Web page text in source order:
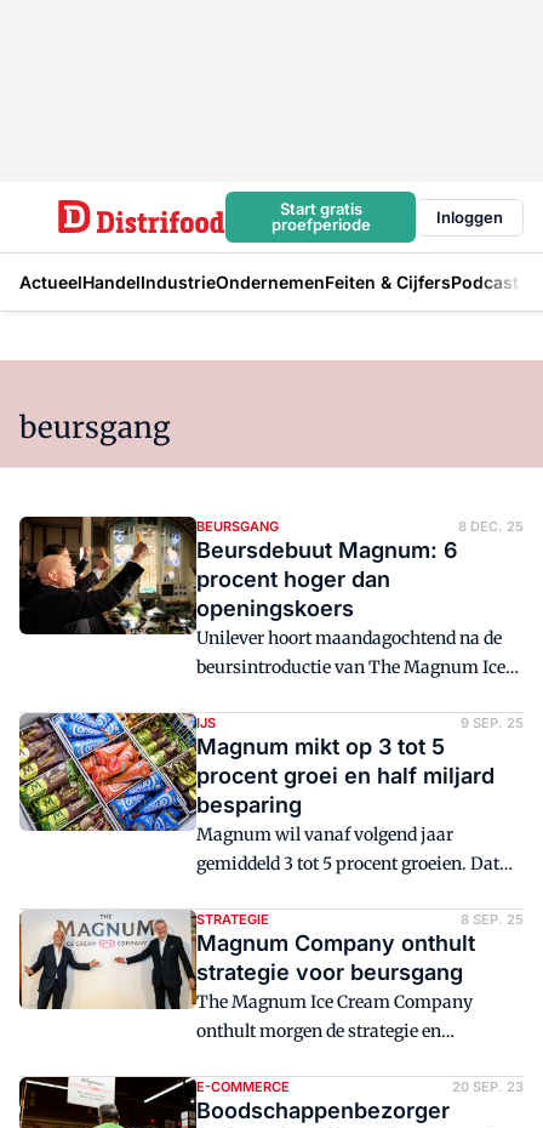
Start gratis
proefperiode
Inloggen
ActueelHandelIndustrieOndernemenFeiten & CijfersPodcast
beursgang
BEURSGANG 8 DEC. 25
Beursdebuut Magnum: 6
procent hoger dan
openingskoers
Unilever hoort maandagochtend na de
beursintroductie van The Magnum Ice
Amsterdamse beurs. Magnum zelf
startte iets lager dan de verwachte koers,
maar maakte vervolgens een sprongetje
van 6 procent.
IJS 9 SEP. 25
Magnum mikt op 3 tot 5
procent groei en half miljard
besparing
Magnum wil vanaf volgend jaar
gemiddeld 3 tot 5 procent groeien. Dat
Daarnaast wil het €500 miljoen
besparen, waarvan het al €150 miljoen
gerealiseerd heeft.
STRATEGIE 8 SEP. 25
Magnum Company onthult
strategie voor beursgang
The Magnum Ice Cream Company
onthult morgen de strategie en
bedrijf.
E-COMMERCE 20 SEP. 23
Boodschappenbezorger